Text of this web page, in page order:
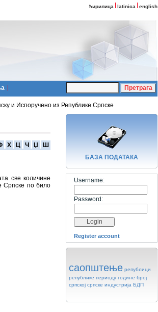
ћирилица latinica english
и Испоручено из Републике Српске
Х Ц Ч Џ Ш
све количине
Српске по било
БАЗA ПОДАТАКА
Username:
Password:
Register account
саопштење републици
републике периоду године број
српској српске индустрија БДП